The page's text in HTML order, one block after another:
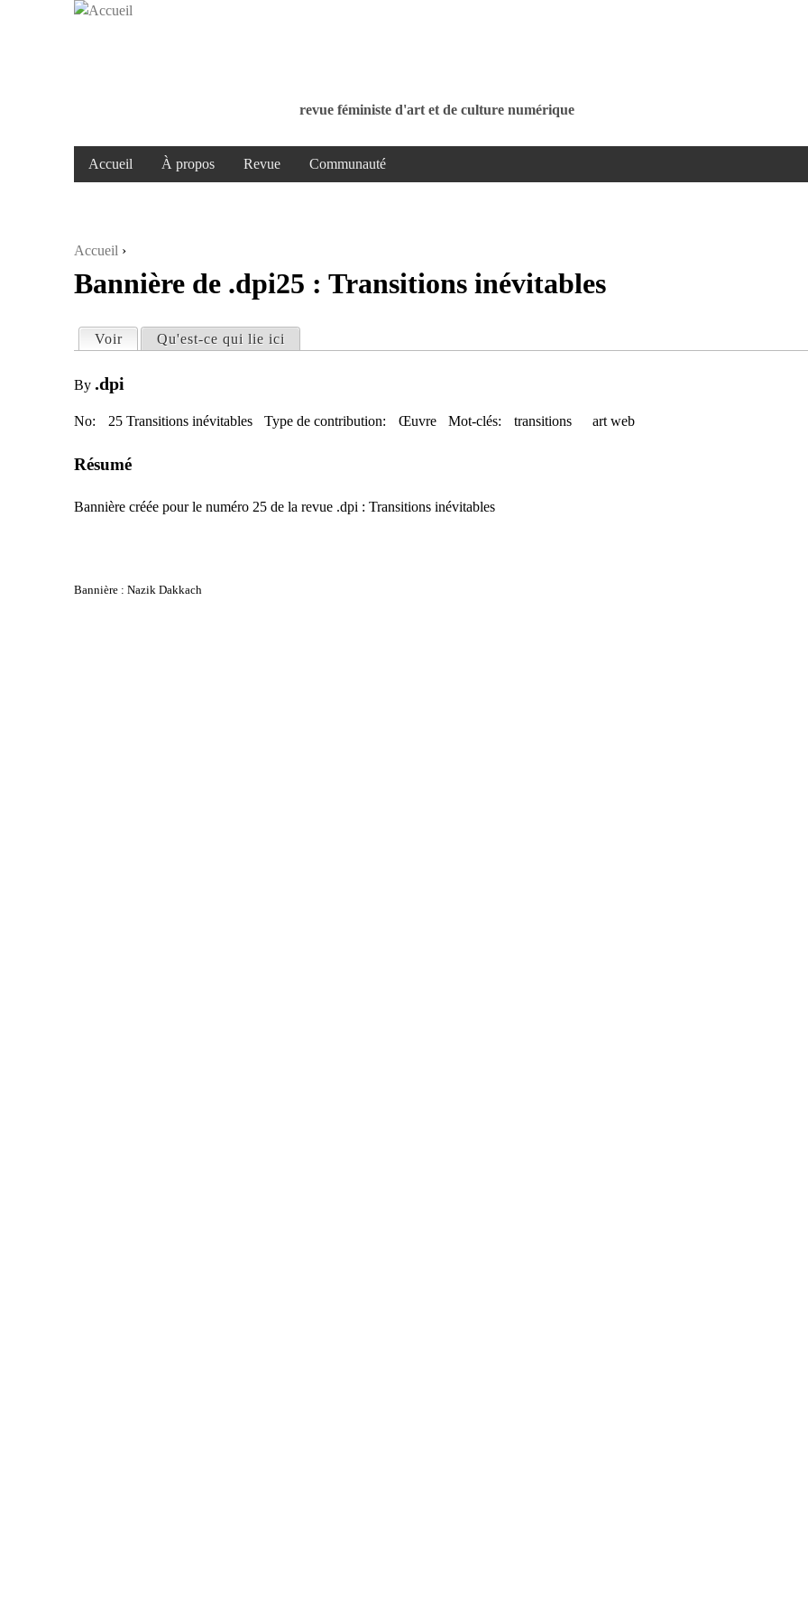
revue féministe d'art et de culture numérique
Accueil À propos Revue Communauté
Vous êtes ici
Accueil ›
Bannière de .dpi25 : Transitions inévitables
Onglets principaux
Voir (onglet actif)
Qu'est-ce qui lie ici
By .dpi
No: 25 Transitions inévitables Type de contribution: Œuvre Mot-clés: transitions art web
Résumé
Bannière créée pour le numéro 25 de la revue .dpi : Transitions inévitables
banniere-dpi25.gif
Bannière : Nazik Dakkach